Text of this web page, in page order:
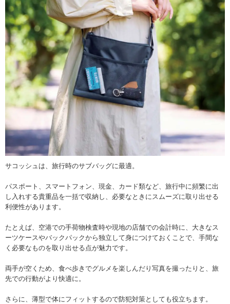
サコッシュは、旅行時のサブバッグに最適。
パスポート、スマートフォン、現金、カード類など、旅行中に頻繁に出
し入れする貴重品を一括で収納し、必要なときにスムーズに取り出せる
利便性があります。
たとえば、空港での手荷物検査時や現地の店舗での会計時に、大きなス
ーツケースやバックパックから独立して身につけておくことで、手間な
く必要なものを取り出せる点が魅力です。
両手が空くため、食べ歩きでグルメを楽しんだり写真を撮ったりと、旅
先での行動がより快適に。
さらに、薄型で体にフィットするので防犯対策としても役立ちます。